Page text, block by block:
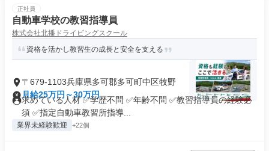
正社員
自動車学校の教習指導員
株式会社北播ドライビングスクール
資格を活かし教習生の成長と安全を支える
〒679-1103兵庫県多可郡多可町中区牧野
月給25万円～30万円
求めている人材 ✅学歴不問 ✅年齢不問 ✅教習指導員の経験必
須 ✅指定自動車教習所指導...
業界未経験歓迎 +22個